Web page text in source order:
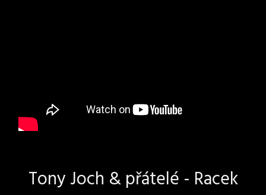
Tony Joch & přátelé - Racek